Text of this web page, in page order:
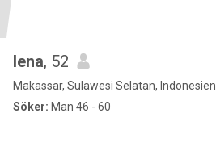
lena, 52
Makassar, Sulawesi Selatan, Indonesien
Söker: Man 46 - 60